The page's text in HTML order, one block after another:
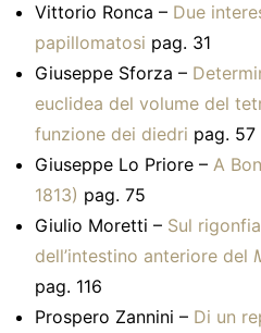
Vittorio Ronca – Due
papillomatosi pag. 31
Giuseppe Sforza –
euclidea del volume del
funzione dei diedri pag. 57
Giuseppe Lo Priore – A
1813) pag. 75
Giulio Moretti – Sul
dell’intestino anteriore del
pag. 116
Prospero Zannini – Di un